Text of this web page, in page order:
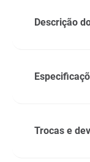
Descrição
Trocas e